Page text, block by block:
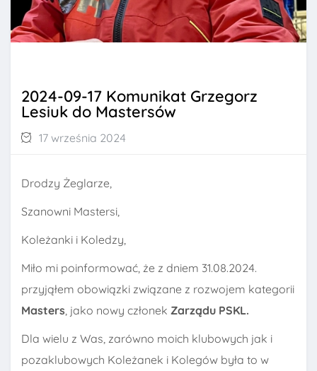
2024-09-17 Komunikat Grzegorz
Lesiuk do Mastersów
17 września 2024
Drodzy Żeglarze,
Szanowni Mastersi,
Koleżanki i Koledzy,
Miło mi poinformować, że z dniem 31.08.2024.
przyjąłem obowiązki związane z rozwojem kategorii
Masters, jako nowy członek Zarządu PSKL.
Dla wielu z Was, zarówno moich klubowych jak i
pozaklubowych Koleżanek i Kolegów była to w